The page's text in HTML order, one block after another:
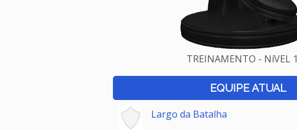
TREINAMENTO - NíVEL 1
EQUIPE ATUAL
Largo da Batalha